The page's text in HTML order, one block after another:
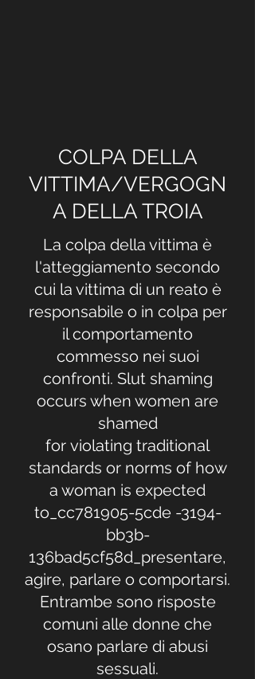
COLPA DELLA
VITTIMA/VERGOGN
A DELLA TROIA
La colpa della vittima è
l'atteggiamento secondo
cui la vittima di un reato è
responsabile o in colpa per
il comportamento
commesso nei suoi
confronti. Slut shaming
occurs when women are
shamed
for violating traditional
standards or norms of how
a woman is expected
to_cc781905-5cde -3194-
bb3b-
136bad5cf58d_presentare,
agire, parlare o comportarsi.
Entrambe sono risposte
comuni alle donne che
osano parlare di abusi
sessuali.